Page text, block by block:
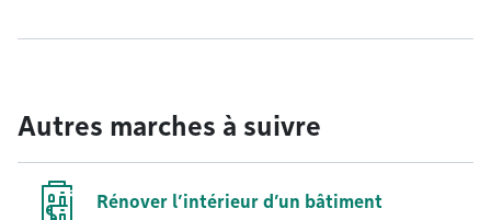
Autres marches à suivre
Rénover l’intérieur d’un bâtiment